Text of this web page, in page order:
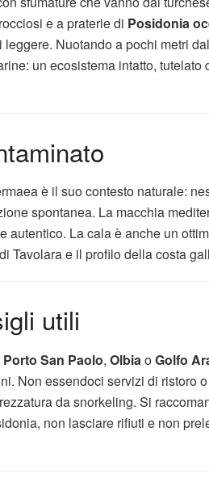
e a praterie di Posidonia
Nuotando a pochi metri
un ecosistema intatto, tutelato
è il suo contesto naturale:
spontanea. La macchia
autentico. La cala è anche un
Tavolara e il profilo della costa
utili
Porto San Paolo, OlbiaoGolfo
Non essendoci servizi di ristoro
da snorkeling. Si
non lasciare rifiuti e non